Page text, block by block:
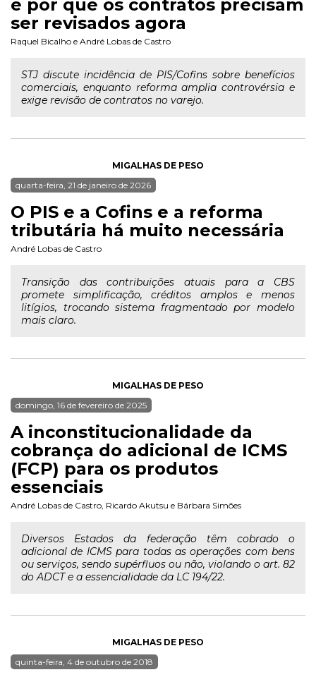
e por que os contratos precisam
ser revisados agora
Raquel Bicalho e André Lobas de Castro
STJ discute incidência de PIS/Cofins sobre benefícios
comerciais, enquanto reforma amplia controvérsia e
exige revisão de contratos no varejo.
MIGALHAS DE PESO
quarta-feira, 21 de janeiro de 2026
O PIS e a Cofins e a reforma
tributária há muito necessária
André Lobas de Castro
Transição das contribuições atuais para a CBS
promete simplificação, créditos amplos e menos
litígios, trocando sistema fragmentado por modelo
mais claro.
MIGALHAS DE PESO
domingo, 16 de fevereiro de 2025
A inconstitucionalidade da
cobrança do adicional de ICMS
(FCP) para os produtos
essenciais
André Lobas de Castro Ricardo Akutsu e Bárbara Simões
Diversos Estados da federação têm cobrado o
adicional de ICMS para todas as operações com bens
ou serviços, sendo supérfluos ou não, violando o art. 82
do ADCT e a essencialidade da LC 194/22.
MIGALHAS DE PESO
quinta-feira, 4 de outubro de 2018